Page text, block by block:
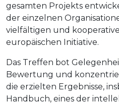
gesamten Projekts
der einzelnen
vielfältigen und
europäischen Initiative.
Das Treffen bot
Bewertung und
die erzielten Ergebnisse,
Handbuch, eines der